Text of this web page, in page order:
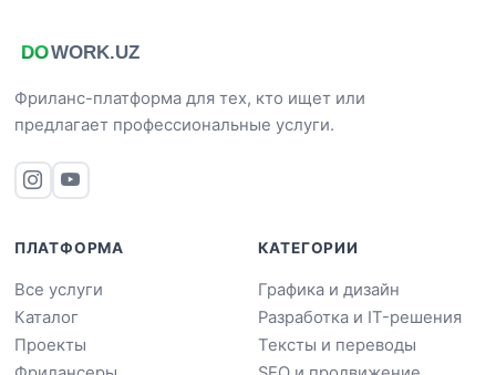
Фриланс-платформа для тех, кто ищет или
предлагает профессиональные услуги.
ПЛАТФОРМА
Все услуги
Каталог
Проекты
КАТЕГОРИИ
Графика и дизайн
Разработка и IT-решения
Тексты и переводы